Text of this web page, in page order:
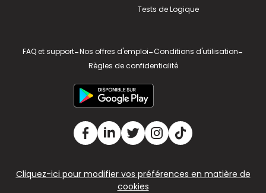
Tests de Logique
FAQ et support-Nos offres d'emploi-Conditions d'utilisation-
Règles de confidentialité
Cliquez-ici pour modifier vos préférences en matière de
cookies